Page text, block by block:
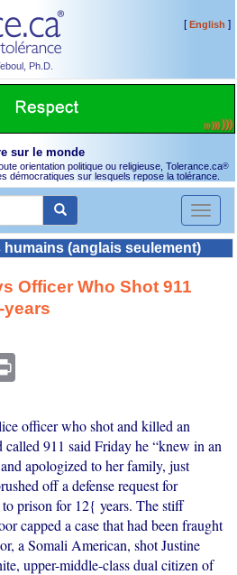
Ph.D.
[English ]
sur le monde
orientation politique ou religieuse, Tolerance.ca®
démocratiques sur lesquels repose la tolérance.
Toggle
(anglais seulement)
Officer Who Shot 911
years
officer who shot and killed an
911 said Friday he “knew in an
apologized to her family, just
off a defense request for
prison for 12{ years. The stiff
capped a case that had been fraught
a Somali American, shot Justine
upper-middle-class dual citizen of